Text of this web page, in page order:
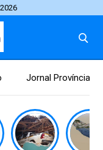
Jornal Província